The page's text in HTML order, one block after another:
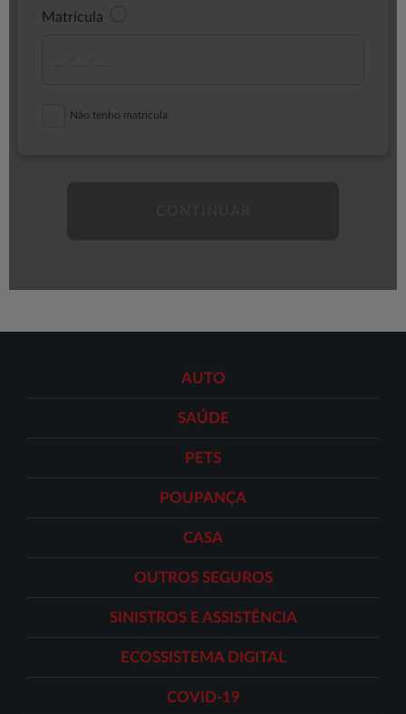
AUTO
SAÚDE
PETS
POUPANÇA
CASA
OUTROS SEGUROS
SINISTROS E ASSISTÊNCIA
ECOSSISTEMA DIGITAL
COVID-19